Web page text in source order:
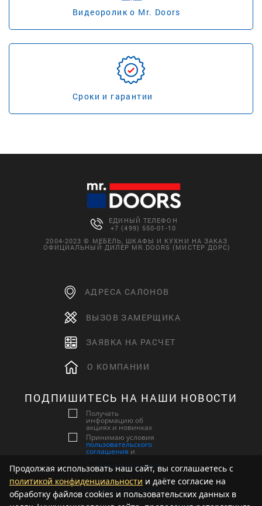
Видеоролик о Mr. Doors
Сроки и гарантии
ЕДИНЫЙ ТЕЛЕФОН
+7 (499) 550-01-10
2004-2023 © МЕБЕЛЬ, ШКАФЫ И КУХНИ НА ЗАКАЗ
ОФИЦИАЛЬНЫЙ ДИЛЕР MR.DOORS (МИСТЕР ДОРС)
АДРЕСА САЛОНОВ
ВЫЗОВ ЗАМЕРЩИКА
ЗАЯВКА НА РАСЧЕТ
О КОМПАНИИ
ПОДПИШИТЕСЬ НА НАШИ НОВОСТИ
Получать
информацию об
акциях и новинках
Принимаю условия
пользовательского
соглашения и
конфиденциальности
обработку
персональных данных
Продолжая использовать наш сайт, вы соглашаетесь с
политикой конфиденциальности и даёте согласие на
обработку файлов cookies и пользовательских данных в